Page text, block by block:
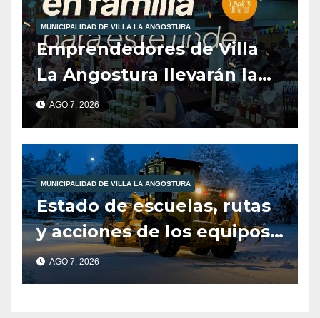
MUNICIPALIDAD DE VILLA LA ANGOSTURA
Emprendedores de Villa
La Angostura llevarán la
producción local a Tienda
de Sabores.
AGO 7, 2026
MUNICIPALIDAD DE VILLA LA ANGOSTURA
Estado de escuelas, rutas
y acciones de los equipos
municipales – Villa La
Angostura – 7 de agosto –
AGO 7, 2026